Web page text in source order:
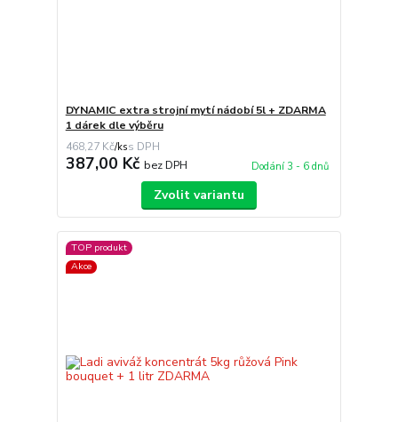
DYNAMIC extra strojní mytí nádobí 5l + ZDARMA
1 dárek dle výběru
468,27 Kč/ks
387,00 Kč bez DPH Dodání 3 - 6 dnů
Zvolit variantu
TOP produkt
Akce